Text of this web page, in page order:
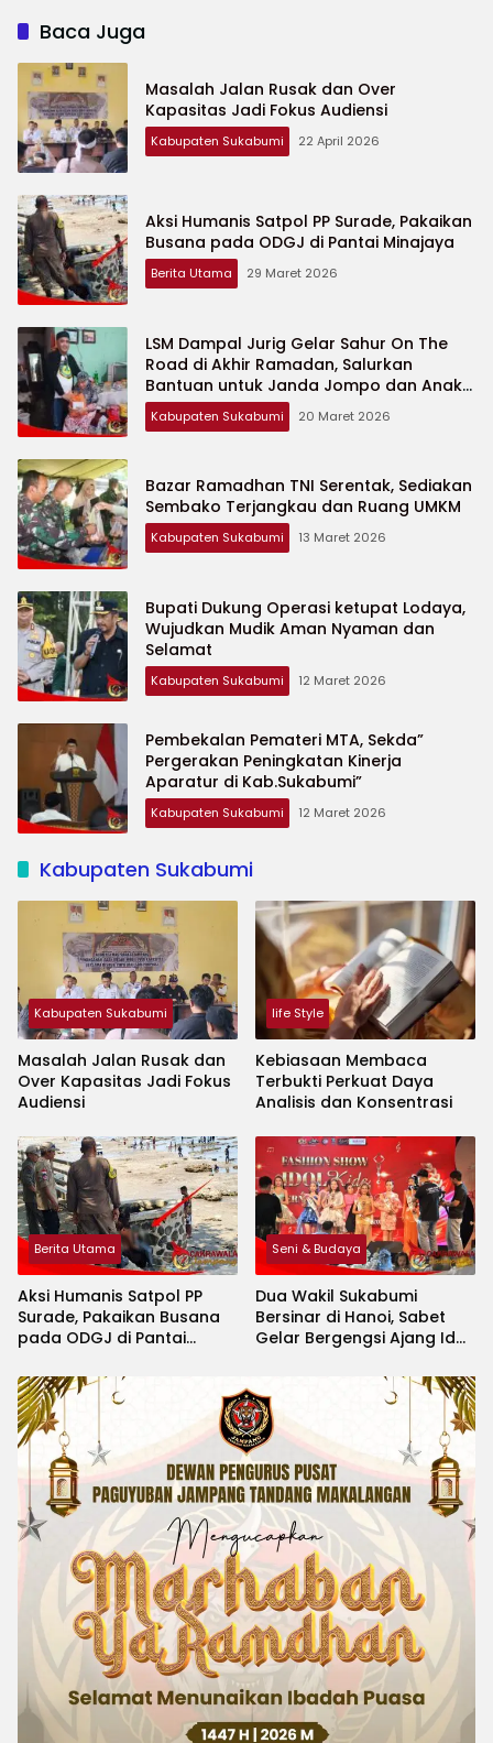
Baca Juga
Masalah Jalan Rusak dan Over
Kapasitas Jadi Fokus Audiensi
Kabupaten Sukabumi 22 April 2026
Aksi Humanis Satpol PP Surade, Pakaikan
Busana pada ODGJ di Pantai Minajaya
Berita Utama 29 Maret 2026
LSM Dampal Jurig Gelar Sahur On The
Road di Akhir Ramadan, Salurkan
Bantuan untuk Janda Jompo dan Anak
Yatim
Kabupaten Sukabumi 20 Maret 2026
Bazar Ramadhan TNI Serentak, Sediakan
Sembako Terjangkau dan Ruang UMKM
Kabupaten Sukabumi 13 Maret 2026
Bupati Dukung Operasi ketupat Lodaya,
Wujudkan Mudik Aman Nyaman dan
Selamat
Kabupaten Sukabumi 12 Maret 2026
Pembekalan Pemateri MTA, Sekda”
Pergerakan Peningkatan Kinerja
Aparatur di Kab.Sukabumi”
Kabupaten Sukabumi 12 Maret 2026
Kabupaten Sukabumi
Kabupaten Sukabumi
Masalah Jalan Rusak dan
Over Kapasitas Jadi Fokus
Audiensi
life Style
Kebiasaan Membaca
Terbukti Perkuat Daya
Analisis dan Konsentrasi
Berita Utama
Aksi Humanis Satpol PP
Surade, Pakaikan Busana
pada ODGJ di Pantai
Seni & Budaya
Dua Wakil Sukabumi
Bersinar di Hanoi, Sabet
Gelar Bergengsi Ajang Idol